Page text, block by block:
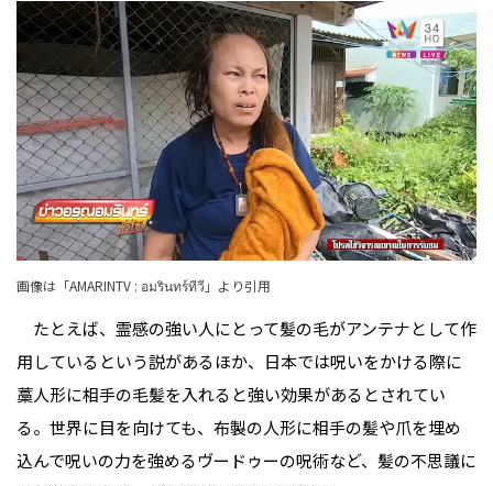
画像は「AMARINTV : อมรินทร์ทีวี 」より引用
たとえば、霊感の強い人にとって髪の毛がアンテナとして作
用しているという説があるほか、日本では呪いをかける際に
藁人形に相手の毛髪を入れると強い効果があるとされてい
る。世界に目を向けても、布製の人形に相手の髪や爪を埋め
込んで呪いの力を強めるヴードゥーの呪術など、髪の不思議に